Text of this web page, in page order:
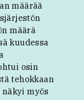
määrää
määrä
kuudessa
osin
tehokkaan
myös